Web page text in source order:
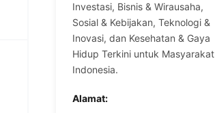
Investasi, Bisnis & Wirausaha,
Sosial & Kebijakan, Teknologi &
Inovasi, dan Kesehatan & Gaya
Hidup Terkini untuk Masyarakat
Indonesia.
Alamat: